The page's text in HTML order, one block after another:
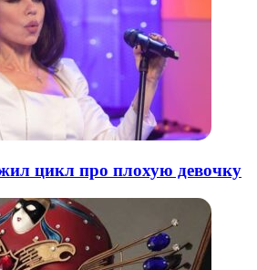
цикл про плохую девочку